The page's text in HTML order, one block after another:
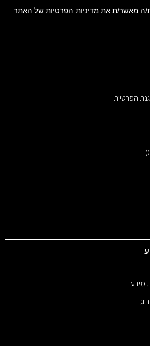
ה מאשר/ת את מדיניות הפרטיות של האתר
הפרטיות
מידע